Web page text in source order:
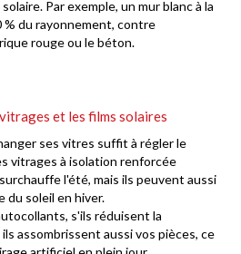
Par exemple, un mur blanc à la
du rayonnement, contre
rouge ou le béton.
et les films solaires
ses vitres suffit à régler le
vitrages à isolation renforcée
l'été, mais ils peuvent aussi
du soleil en hiver.
s'ils réduisent la
assombrissent aussi vos pièces, ce